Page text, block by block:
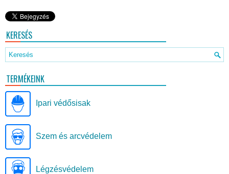
KERESÉS
TERMÉKEINK
Ipari védősisak
Szem és arcvédelem
Légzésvédelem